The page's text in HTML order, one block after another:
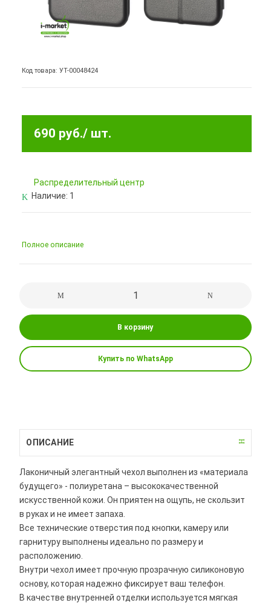
Код товара: УТ-00048424
690 руб./ шт.
Pаспределительный центр
Наличие: 1
Полное описание
В корзину
Купить по WhatsApp
ОПИСАНИЕ
Лаконичный элегантный чехол выполнен из «материала
будущего» - полиуретана – высококачественной
искусственной кожи. Он приятен на ощупь, не скользит
в руках и не имеет запаха.
Все технические отверстия под кнопки, камеру или
гарнитуру выполнены идеально по размеру и
расположению.
Внутри чехол имеет прочную прозрачную силиконовую
основу, которая надежно фиксирует ваш телефон.
В качестве внутренней отделки используется мягкая